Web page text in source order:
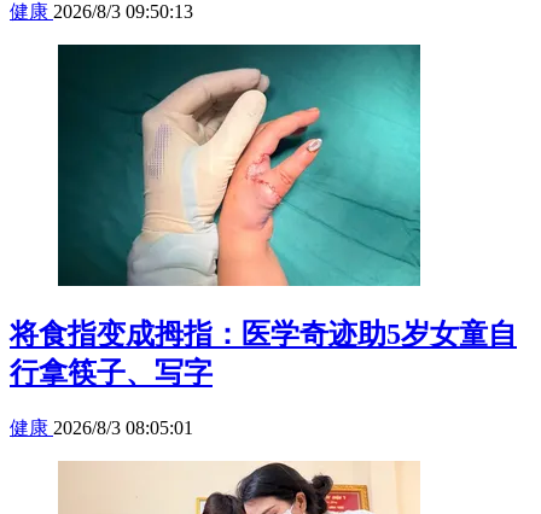
健康 2026/8/3 09:50:13
将食指变成拇指：医学奇迹助5岁女童自
行拿筷子、写字
健康 2026/8/3 08:05:01